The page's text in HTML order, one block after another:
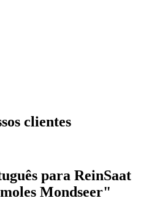
clientes
para ReinSaat
Mondseer"